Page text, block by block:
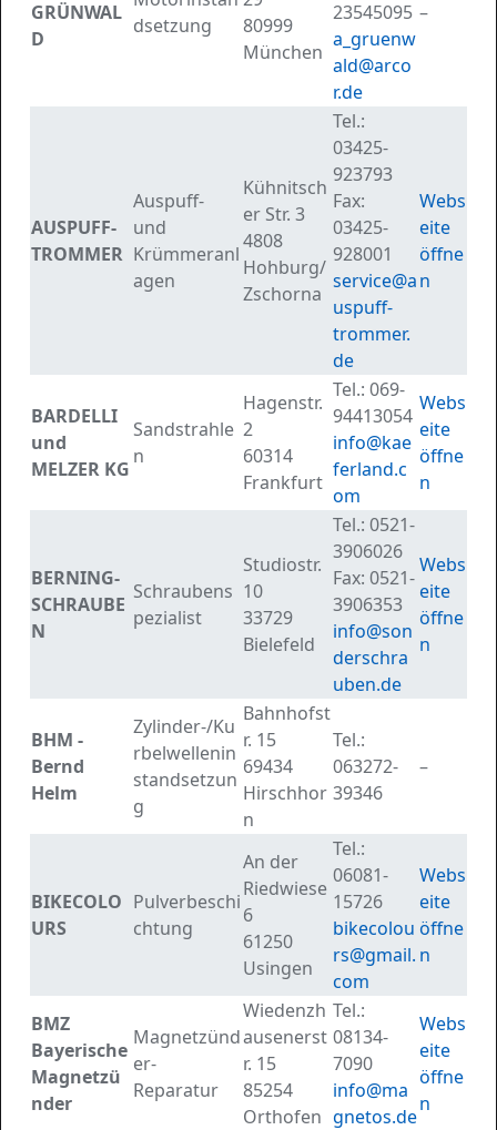
GRÜNWAL
D
dsetzung
80999
München
23545095
a_gruenw
ald@arco
r.de
–
AUSPUFF-
TROMMER
Auspuff-
und
Krümmeranl
agen
Kühnitsch
er Str. 3
4808
Hohburg/
Zschorna
Tel.:
03425-
923793
Fax:
03425-
928001
service@a
uspuff-
trommer.
de
Webs
eite
öffne
n
BARDELLI
und
MELZER KG
Sandstrahle
n
Hagenstr.
2
60314
Frankfurt
Tel.: 069-
94413054
info@kae
ferland.c
om
Webs
eite
öffne
n
BERNING-
SCHRAUBE
N
Schraubens
pezialist
Studiostr.
10
33729
Bielefeld
Tel.: 0521-
3906026
Fax: 0521-
3906353
info@son
derschra
uben.de
Webs
eite
öffne
n
BHM -
Bernd
Helm
Zylinder-/Ku
rbelwellenin
standsetzun
g
Bahnhofst
r. 15
69434
Hirschhor
n
Tel.:
063272-
39346
–
BIKECOLO
URS
Pulverbeschi
chtung
An der
Riedwiese
6
61250
Usingen
Tel.:
06081-
15726
bikecolou
rs@gmail.
com
Webs
eite
öffne
n
BMZ
Bayerische
Magnetzü
nder
Magnetzünd
er-
Reparatur
Wiedenzh
ausenerst
r. 15
85254
Orthofen
Tel.:
08134-
7090
info@ma
gnetos.de
Webs
eite
öffne
n